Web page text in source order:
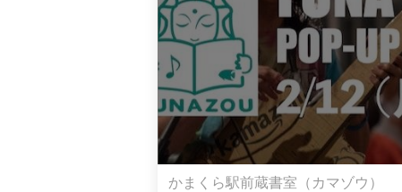
かまくら駅前蔵書室（カマゾウ）